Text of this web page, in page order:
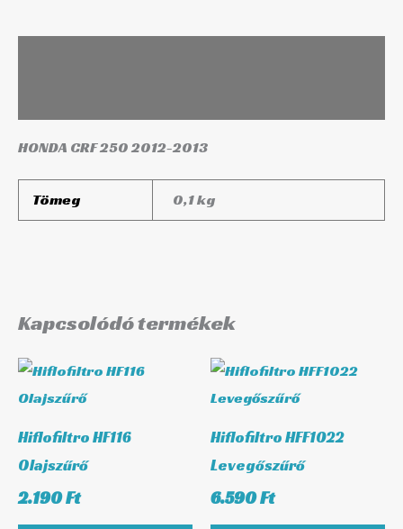
HONDA CRF 250 2012-2013
Tömeg 0,1 kg
Kapcsolódó termékek
Hiflofiltro HF116
Olajszűrő
2.190Ft
Hiflofiltro HFF1022
Levegőszűrő
6.590Ft